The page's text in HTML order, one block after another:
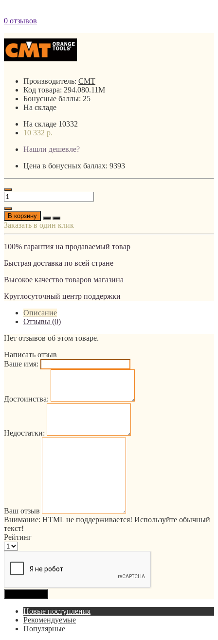
0 отзывов
Производитель: CMT
Код товара: 294.080.11M
Бонусные баллы: 25
На складе
На складе 10332
10 332 р.
Нашли дешевле?
Цена в бонусных баллах: 9393
В корзину
Заказать в один клик
100% гарантия на продаваемый товар
Быстрая доставка по всей стране
Высокое качество товаров магазина
Круглосуточный центр поддержки
Описание
Отзывы (0)
Нет отзывов об этом товаре.
Написать отзыв
Ваше имя:
Достоинства:
Недостатки:
Ваш отзыв
Внимание: HTML не поддерживается! Используйте обычный
текст!
Рейтинг
Новые поступления
Рекомендуемые
Популярные